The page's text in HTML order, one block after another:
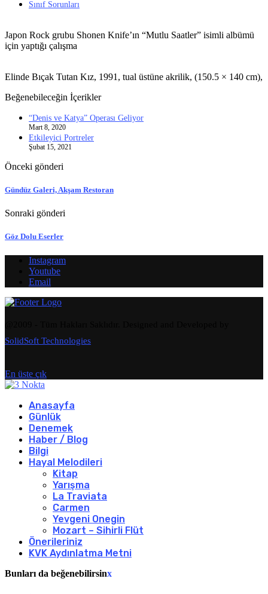
Sınıf Sorunları
Japon Rock grubu Shonen Knife’ın “Mutlu Saatler” isimli albümü
için yaptığı çalışma
Elinde Bıçak Tutan Kız, 1991, tual üstüne akrilik, (150.5 × 140 cm),
Beğenebileceğin İçerikler
“Denis ve Katya” Operası Geliyor
Mart 8, 2020
Etkileyici Portreler
Şubat 15, 2021
Önceki gönderi
Gündüz Galeri, Akşam Restoran
Sonraki gönderi
Göz Dolu Eserler
Instagram
Youtube
Email
SolidSoft Technologies
En üste çık
Anasayfa
Günlük
Denemek
Haber / Blog
Bilgi
Hayal Melodileri
Kitap
Yarışma
La Traviata
Carmen
Yevgeni Onegin
Mozart – Sihirli Flüt
Önerileriniz
KVK Aydınlatma Metni
Bunları da beğenebilirsinx